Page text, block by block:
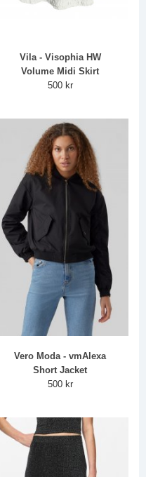
Vila - Visophia HW
Volume Midi Skirt
500 kr
Vero Moda - vmAlexa
Short Jacket
500 kr